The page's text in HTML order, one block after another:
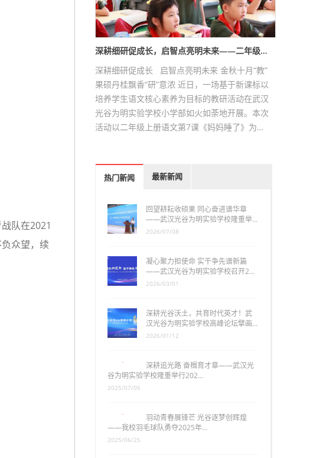
队在2021
众望，续
深耕细研促成长，启智点亮明未来——二年级…
深耕细研促成长 启智点亮明未来 金秋十月“教”
果硕丹桂飘香“研”意浓 近日，一场基于新课标以
培养学生语文核心素养为目标的教研活动在武汉
光谷为明实验学校小学部如火如荼地开展。本次
活动以二年级上册语文第7课《妈妈睡了》为…
热门新闻 最新新闻
回望耕耘收硕果 同心奋进谱华章
——武汉光谷为明实验学校隆重举…
2026/07/08
凝心聚力担使命 实干争先谱新篇
——武汉光谷为明实验学校召开2…
2026/03/01
深耕光谷沃土，共育时代英才！武
汉光谷为明实验学校高峰论坛擘画…
2026/01/12
深耕追光路 奋楫育才章——武汉光
谷为明实验学校隆重举行202…
羽动青春展锋芒 光谷逐梦创辉煌
——我校羽毛球队勇夺2025年…